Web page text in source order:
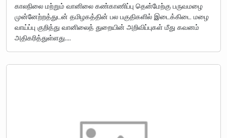
காலநிலை மற்றும் வானிலை கண்காணிப்பு தென்மேற்கு பருவமழை
முன்னேற்றத்துடன் தமிழகத்தின் பல பகுதிகளில் இடைக்கிடை மழை
வாய்ப்பு குறித்து வானிலைத் துறையின் அறிவிப்புகள் மீது கவனம்
அதிகரித்துள்ளது.…